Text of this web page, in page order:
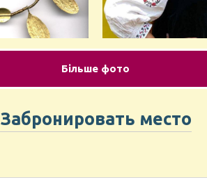
Більше фото
Забронировать место